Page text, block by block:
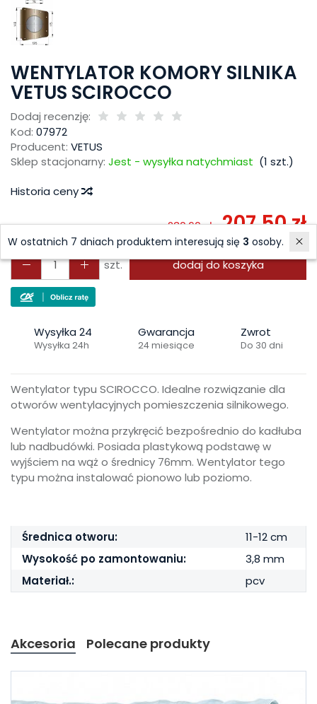
WENTYLATOR KOMORY SILNIKA
VETUS SCIROCCO
Dodaj recenzję:
Kod: 07972
Producent: VETUS
Sklep stacjonarny: Jest - wysyłka natychmiast (1 szt.)
Historia ceny
230,60 zł 207,50 zł
szt. dodaj do koszyka
Wysyłka 24
Wysyłka 24h
Gwarancja
24 miesiące
Zwrot
Do 30 dni
Wentylator typu SCIROCCO. Idealne rozwiązanie dla
otworów wentylacyjnych pomieszczenia silnikowego.
Wentylator można przykręcić bezpośrednio do kadłuba
lub nadbudówki. Posiada plastykową podstawę w
wyjściem na wąż o średnicy 76mm. Wentylator tego
typu można instalować pionowo lub poziomo.
Średnica otworu:
11-12 cm
Wysokość po zamontowaniu:
3,8 mm
Materiał.:
pcv
Akcesoria Polecane produkty
W ostatnich 7 dniach produktem interesują się 3 osoby.